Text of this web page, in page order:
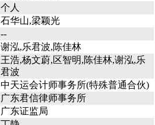
个人
石华山,梁颖光
--
谢泓,乐君波,陈佳林
王浩,杨文蔚,区智明,陈佳林,谢泓,乐
君波
中天运会计师事务所(特殊普通合伙)
广东君信律师事务所
广东证监局